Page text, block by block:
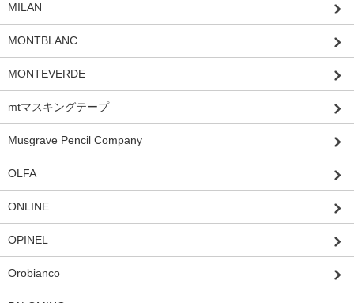
MILAN
MONTBLANC
MONTEVERDE
mtマスキングテープ
Musgrave Pencil Company
OLFA
ONLINE
OPINEL
Orobianco